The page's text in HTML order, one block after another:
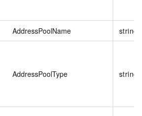
AddressPoolName string
AddressPoolType string